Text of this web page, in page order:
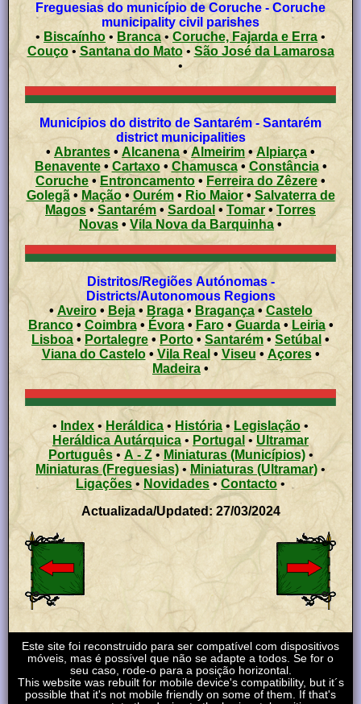
Freguesias do município de Coruche - Coruche
municipality civil parishes
• Biscaínho• Branca• Coruche, Fajarda e Erra •
Couço•Santana do Mato• São José da Lamarosa
•
Municípios do distrito de Santarém - Santarém
district municipalities
• Abrantes • Alcanena •Almeirim •Alpiarça •
Benavente• Cartaxo• Chamusca• Constância•
Coruche • Entroncamento • Ferreira do Zêzere•
Golegã• Mação• Ourém• Rio Maior• Salvaterra de
Magos • Santarém • Sardoal • Tomar •Torres
Novas • Vila Nova da Barquinha •
Distritos/Regiões Autónomas -
Districts/Autonomous Regions
•Aveiro• Beja• Braga• Bragança•Castelo
Branco• Coimbra•Évora• Faro• Guarda• Leiria•
Lisboa • Portalegre • Porto • Santarém • Setúbal •
Viana do Castelo• Vila Real • Viseu • Açores•
Madeira •
• Index • Heráldica • História • Legislação •
Heráldica Autárquica • Portugal • Ultramar
Português• A - Z• Miniaturas (Municípios)•
Miniaturas (Freguesias) • Miniaturas (Ultramar) •
Ligações • Novidades • Contacto•
Actualizada/Updated: 27/03/2024
Este site foi reconstruido para ser compatível com dispositivos
móveis, mas é possível que não se adapte a todos. Se for o
seu caso, rode-o para a posição horizontal.
This website was rebuilt for mobile device's compatibility, but it´s
possible that it's not mobile friendly on some of them. If that's